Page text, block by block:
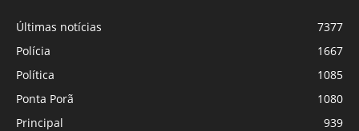
Últimas notícias
7377
Polícia
1667
Política
1085
Ponta Porã
1080
Principal
939